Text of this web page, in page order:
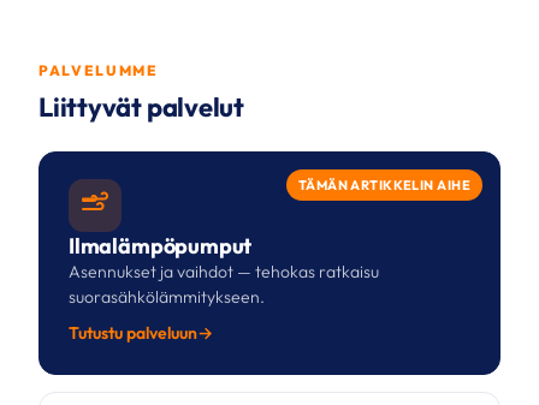
PALVELUMME
Liittyvät palvelut
TÄMÄN ARTIKKELIN AIHE
Ilmalämpöpumput
Asennukset ja vaihdot — tehokas ratkaisu
suorasähkölämmitykseen.
Tutustu palveluun